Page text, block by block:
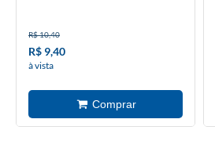
R$ 10,40
R$ 9,40
à vista